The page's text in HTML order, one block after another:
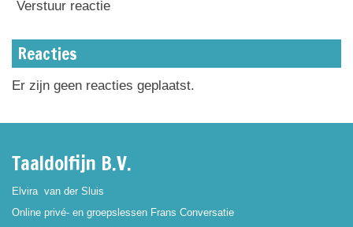
Verstuur reactie
Reacties
Er zijn geen reacties geplaatst.
Taaldolfijn B.V.
Elvira van der Sluis
Online privé- en groepslessen Frans Conversatie